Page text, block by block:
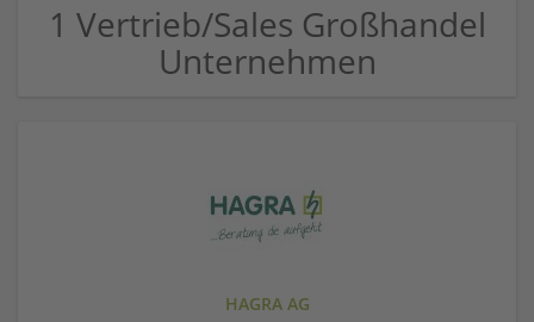
1 Vertrieb/Sales Großhandel
Unternehmen
HAGRA AG